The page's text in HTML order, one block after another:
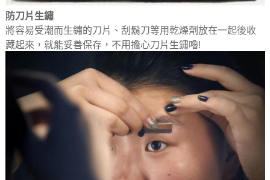
防刀片生鏽
將容易受潮而生鏽的刀片、刮鬍刀等用乾燥劑放在一起後收
藏起來，就能妥善保存，不用擔心刀片生鏽嚕!